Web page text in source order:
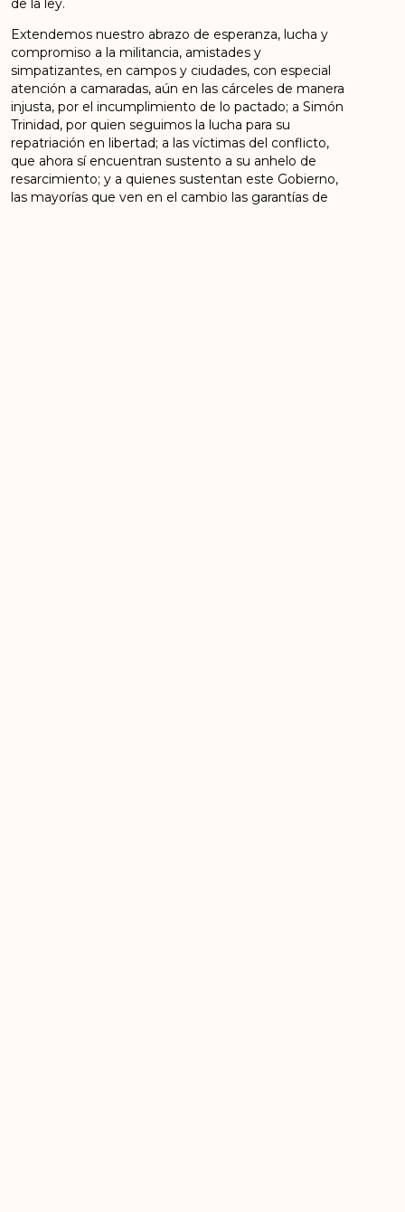
de la ley.
Extendemos nuestro abrazo de esperanza, lucha y
compromiso a la militancia, amistades y
simpatizantes, en campos y ciudades, con especial
atención a camaradas, aún en las cárceles de manera
injusta, por el incumplimiento de lo pactado; a Simón
Trinidad, por quien seguimos la lucha para su
repatriación en libertad; a las víctimas del conflicto,
que ahora sí encuentran sustento a su anhelo de
resarcimiento; y a quienes sustentan este Gobierno,
las mayorías que ven en el cambio las garantías de